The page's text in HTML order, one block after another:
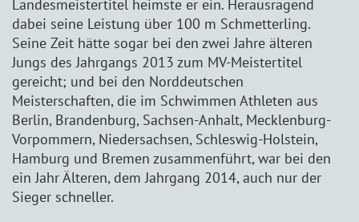
Landesmeistertitel heimste er ein. Herausragend
dabei seine Leistung über 100 m Schmetterling.
Seine Zeit hätte sogar bei den zwei Jahre älteren
Jungs des Jahrgangs 2013 zum MV-Meistertitel
gereicht; und bei den Norddeutschen
Meisterschaften, die im Schwimmen Athleten aus
Berlin, Brandenburg, Sachsen-Anhalt, Mecklenburg-
Vorpommern, Niedersachsen, Schleswig-Holstein,
Hamburg und Bremen zusammenführt, war bei den
ein Jahr Älteren, dem Jahrgang 2014, auch nur der
Sieger schneller.